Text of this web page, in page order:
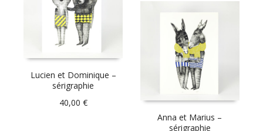
Lucien et Dominique –
sérigraphie
40,00 €
Anna et Marius –
sérigraphie